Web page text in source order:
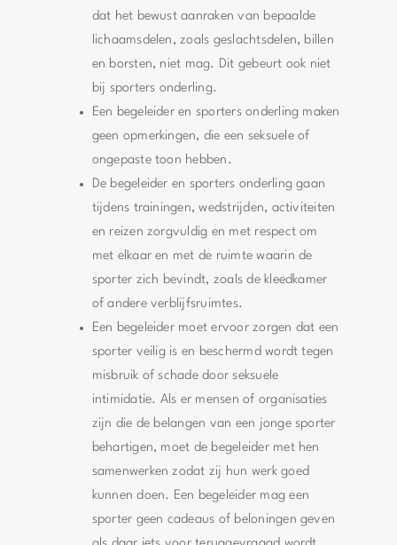
dat het bewust aanraken van bepaalde
lichaamsdelen, zoals geslachtsdelen, billen
en borsten, niet mag. Dit gebeurt ook niet
bij sporters onderling.
Een begeleider en sporters onderling maken
geen opmerkingen, die een seksuele of
ongepaste toon hebben.
De begeleider en sporters onderling gaan
tijdens trainingen, wedstrijden, activiteiten
en reizen zorgvuldig en met respect om
met elkaar en met de ruimte waarin de
sporter zich bevindt, zoals de kleedkamer
of andere verblijfsruimtes.
Een begeleider moet ervoor zorgen dat een
sporter veilig is en beschermd wordt tegen
misbruik of schade door seksuele
intimidatie. Als er mensen of organisaties
zijn die de belangen van een jonge sporter
behartigen, moet de begeleider met hen
samenwerken zodat zij hun werk goed
kunnen doen. Een begeleider mag een
sporter geen cadeaus of beloningen geven